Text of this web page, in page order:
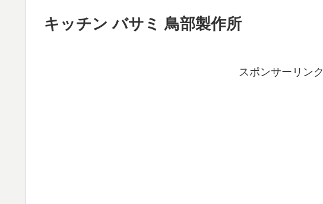
キッチン バサミ 鳥部製作所
スポンサーリンク